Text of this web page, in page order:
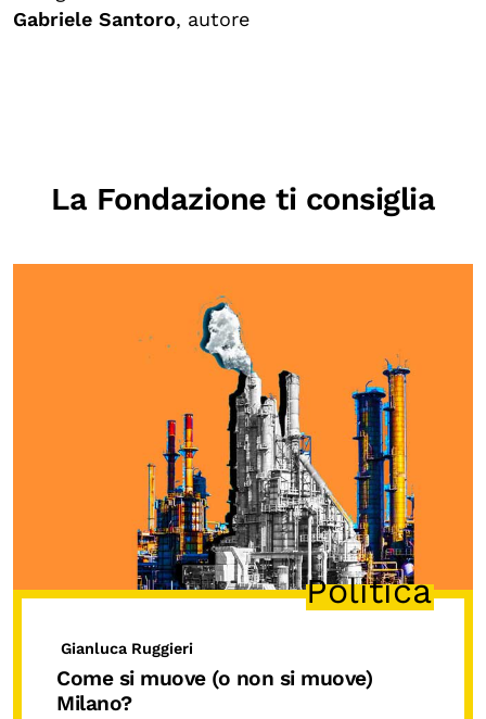
Gabriele Santoro, autore
La Fondazione ti consiglia
Politica
Gianluca Ruggieri
Come si muove (o non si muove)
Milano?